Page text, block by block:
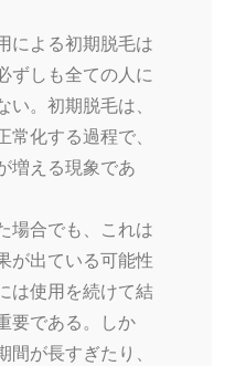
による初期脱毛は
ずしも全ての人に
い。初期脱毛は、
常化する過程で、
増える現象であ
場合でも、これは
が出ている可能性
は使用を続けて結
要である。しか
間が長すぎたり、